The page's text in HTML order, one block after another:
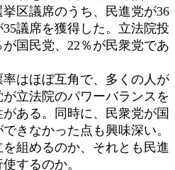
区議席のうち、民進党が36
議席を獲得した。立法院投
国民党、22％が民衆党であ
はほぼ互角で、多くの人が
立法院のパワーバランスを
ある。同時に、民衆党が国
きなかった点も興味深い。
組めるのか、それとも民進
するのか。